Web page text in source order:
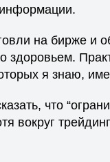
на бирже и
здоровьем.
я знаю,
что
вокруг